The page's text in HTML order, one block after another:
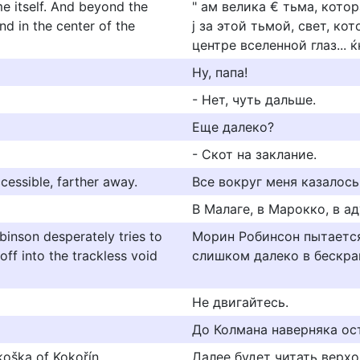
itself. And beyond the
in the center of the
" ам велика € тьма,
ј за этой тьмой, свет,
центре вселенной глаз...
Ну, папа!
- Нет, чуть дальше.
Еще далеко?
- Скот на заклание.
farther away.
Все вокруг меня
В Малаге, в Марокко, в
desperately tries to
into the trackless void
Морин Робинсон
слишком далеко в
Не двигайтесь.
До Колмана наверняка
of Kokořín.
Далее будет читать